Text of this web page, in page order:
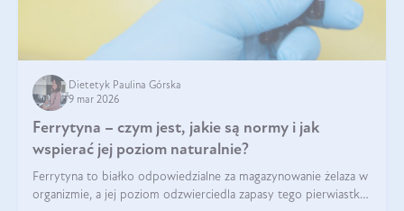
Dietetyk Paulina Górska
9 mar 2026
Ferrytyna – czym jest, jakie są normy i jak
wspierać jej poziom naturalnie?
Ferrytyna to białko odpowiedzialne za magazynowanie żelaza w
organizmie, a jej poziom odzwierciedla zapasy tego pierwiastka.